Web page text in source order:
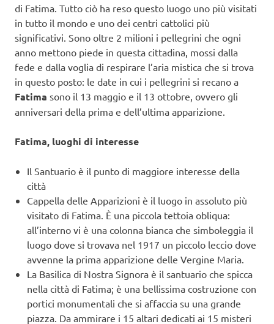
di Fatima. Tutto ciò ha reso questo luogo uno più visitati
in tutto il mondo e uno dei centri cattolici più
significativi. Sono oltre 2 milioni i pellegrini che ogni
anno mettono piede in questa cittadina, mossi dalla
fede e dalla voglia di respirare l’aria mistica che si trova
in questo posto: le date in cui i pellegrini si recano a
Fatima sono il 13 maggio e il 13 ottobre, ovvero gli
anniversari della prima e dell’ultima apparizione.
Fatima, luoghi di interesse
Il Santuario è il punto di maggiore interesse della
città
Cappella delle Apparizioni è il luogo in assoluto più
visitato di Fatima. È una piccola tettoia obliqua:
all’interno vi è una colonna bianca che simboleggia il
luogo dove si trovava nel 1917 un piccolo leccio dove
avvenne la prima apparizione delle Vergine Maria.
La Basilica di Nostra Signora è il santuario che spicca
nella città di Fatima; è una bellissima costruzione con
portici monumentali che si affaccia su una grande
piazza. Da ammirare i 15 altari dedicati ai 15 misteri